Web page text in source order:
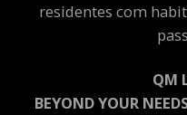
residentes com
QM
BEYOND YOUR